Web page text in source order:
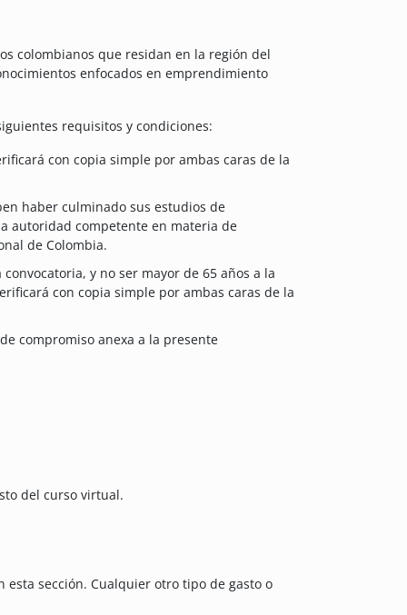
colombianos que residan en la región del
enfocados en emprendimiento
requisitos y condiciones:
con copia simple por ambas caras de la
haber culminado sus estudios de
autoridad competente en materia de
de Colombia.
y no ser mayor de 65 años a la
con copia simple por ambas caras de la
compromiso anexa a la presente
del curso virtual.
sección. Cualquier otro tipo de gasto o